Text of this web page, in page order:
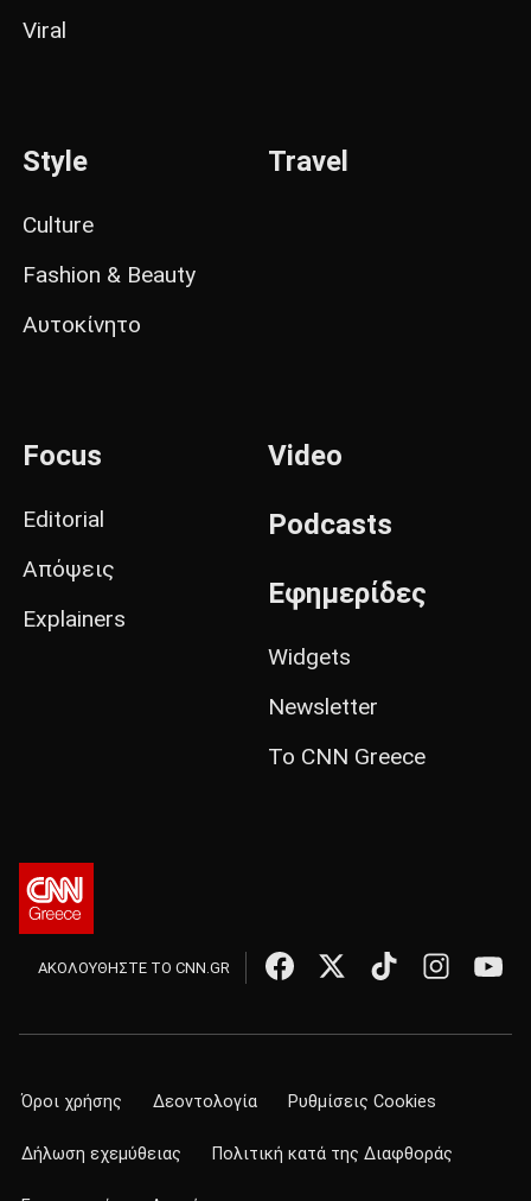
Viral
Style
Culture
Fashion & Beauty
Αυτοκίνητο
Travel
Focus
Editorial
Απόψεις
Explainers
Video
Podcasts
Εφημερίδες
Widgets
Newsletter
Το CNN Greece
ΑΚΟΛΟΥΘΗΣΤΕ ΤΟ CNN.GR
Όροι χρήσης Δεοντολογία Ρυθμίσεις Cookies
Δήλωση εχεμύθειας Πολιτική κατά της Διαφθοράς